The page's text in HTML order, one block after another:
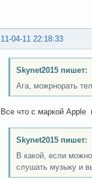
11-04-11 22:18:33
Skynet2015 пишет:
Ага, можрнорать
Все что с маркой Apple
Skynet2015 пишет:
В какой, если
слушать музыку и